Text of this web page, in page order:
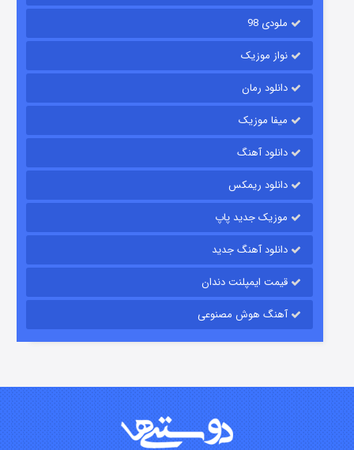
قسمت
قسمت۷ (زیرنویس) منتشر شد
ملودی 98
نواز موزیک
دانلود رمان
میفا موزیک
دانلود آهنگ
دانلود ریمکس
موزیک جدید پاپ
دانلود آهنگ جدید
قیمت ایمپلنت دندان
آهنگ هوش مصنوعی